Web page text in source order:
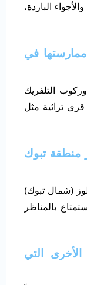
الباردة،
في
التلفريك
قرى تراثية مثل
منطقة تبوك
(شمال تبوك)
بالمناظر
التي